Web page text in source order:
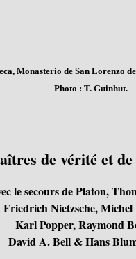
Monasterio de San Lorenzo
Photo : T. Guinhut.
de vérité et
le secours de Platon,
Friedrich Nietzsche, Michel
Karl Popper, Raymond
David A. Bell & Hans